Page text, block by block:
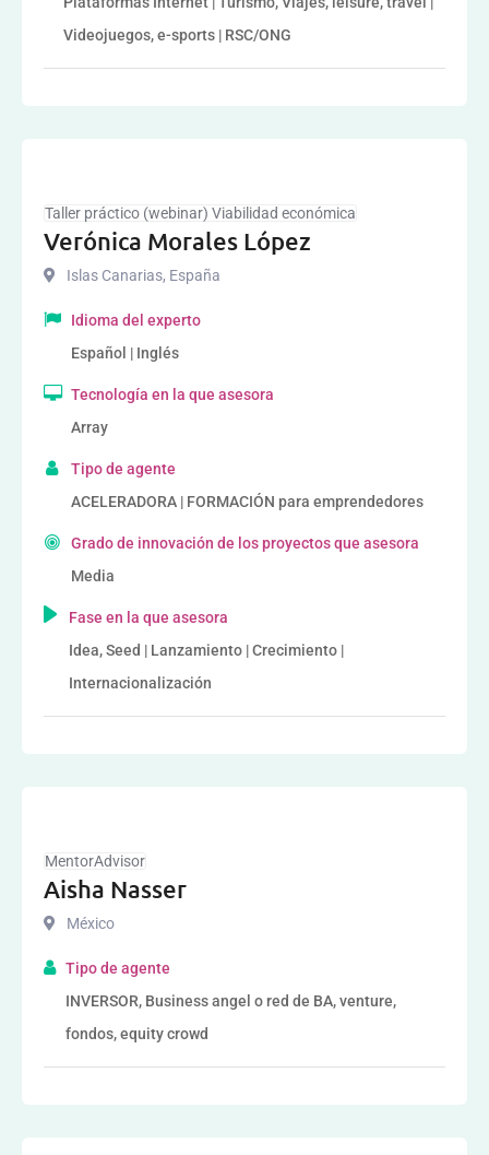
Videojuegos, e-sports | RSC/ONG
Taller práctico (webinar) Viabilidad económica
Verónica Morales López
Islas Canarias, España
Idioma del experto
Español | Inglés
Tecnología en la que asesora
Array
Tipo de agente
ACELERADORA | FORMACIÓN para emprendedores
Grado de innovación de los proyectos que asesora
Media
Fase en la que asesora
Idea, Seed | Lanzamiento | Crecimiento |
Internacionalización
MentorAdvisor
Aisha Nasser
México
Tipo de agente
INVERSOR, Business angel o red de BA, venture,
fondos, equity crowd